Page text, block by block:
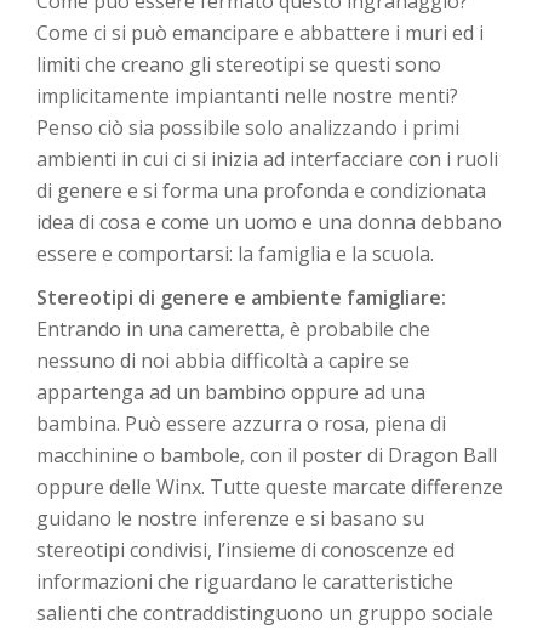
Come ci si può emancipare e abbattere i muri ed i
limiti che creano gli stereotipi se questi sono
implicitamente impiantanti nelle nostre menti?
Penso ciò sia possibile solo analizzando i primi
ambienti in cui ci si inizia ad interfacciare con i ruoli
di genere e si forma una profonda e condizionata
idea di cosa e come un uomo e una donna debbano
essere e comportarsi: la famiglia e la scuola.
Stereotipi di genere e ambiente famigliare:
Entrando in una cameretta, è probabile che
nessuno di noi abbia difficoltà a capire se
appartenga ad un bambino oppure ad una
bambina. Può essere azzurra o rosa, piena di
macchinine o bambole, con il poster di Dragon Ball
oppure delle Winx. Tutte queste marcate differenze
guidano le nostre inferenze e si basano su
stereotipi condivisi, l’insieme di conoscenze ed
informazioni che riguardano le caratteristiche
salienti che contraddistinguono un gruppo sociale